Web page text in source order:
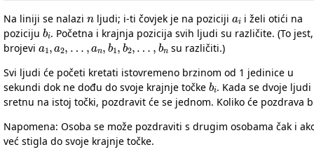
Na liniji se nalazi ljudi; i-ti čovjek je na poziciji
i želi otići na
poziciju
bi
. Početna i krajnja pozicija svih ljudi su različite. (To
brojevi
a1 ,a2,…, a n,b1,b2,
…, bn
su različiti.)
Svi ljudi će početi kretati istovremeno brzinom od 1 jedinice u
sekundi dok ne dođu do svoje krajnje točke
bi
. Kada se dvoje ljudi
sretnu na istoj točki, pozdravit će se jednom. Koliko će pozdrava
Napomena: Osoba se može pozdraviti s drugim osobama čak i
već stigla do svoje krajnje točke.